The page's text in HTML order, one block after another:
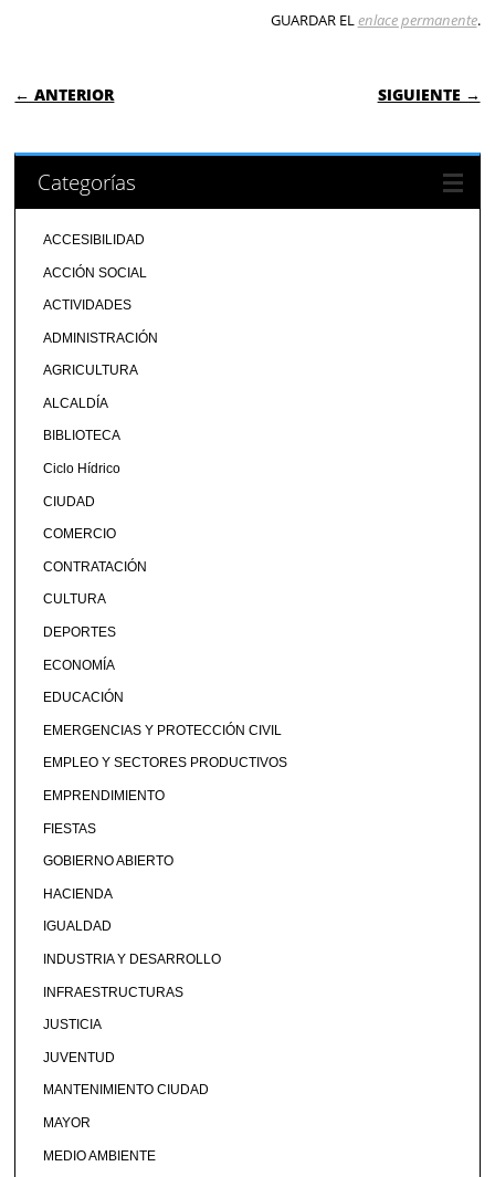
GUARDAR ELenlace permanente.
NAVEGACIÓN DE ENTRADAS
← ANTERIOR SIGUIENTE →
Categorías
ACCESIBILIDAD
ACCIÓN SOCIAL
ACTIVIDADES
ADMINISTRACIÓN
AGRICULTURA
ALCALDÍA
BIBLIOTECA
Ciclo Hídrico
CIUDAD
COMERCIO
CONTRATACIÓN
CULTURA
DEPORTES
ECONOMÍA
EDUCACIÓN
EMERGENCIAS Y PROTECCIÓN CIVIL
EMPLEO Y SECTORES PRODUCTIVOS
EMPRENDIMIENTO
FIESTAS
GOBIERNO ABIERTO
HACIENDA
IGUALDAD
INDUSTRIA Y DESARROLLO
INFRAESTRUCTURAS
JUSTICIA
JUVENTUD
MANTENIMIENTO CIUDAD
MAYOR
MEDIO AMBIENTE